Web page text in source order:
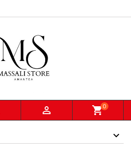
 shopping_cart0